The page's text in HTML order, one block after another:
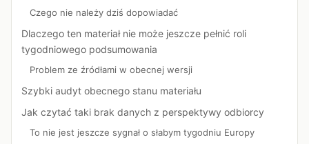
Czego nie należy dziś dopowiadać
Dlaczego ten materiał nie może jeszcze pełnić roli
tygodniowego podsumowania
Problem ze źródłami w obecnej wersji
Szybki audyt obecnego stanu materiału
Jak czytać taki brak danych z perspektywy odbiorcy
To nie jest jeszcze sygnał o słabym tygodniu Europy